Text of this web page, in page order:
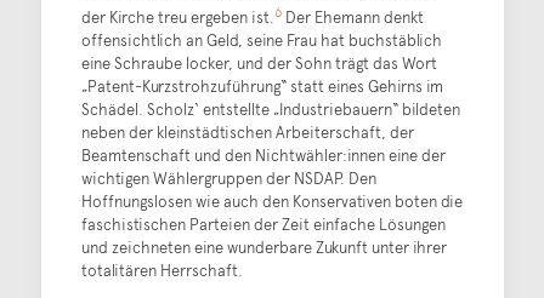
der Kirche treu ergeben ist.6Der Ehemann denkt
offensichtlich an Geld, seine Frau hat buchstäblich
eine Schraube locker, und der Sohn trägt das Wort
„Patent-Kurzstrohzuführung“ statt eines Gehirns im
Schädel. Scholz‘ entstellte „Industriebauern“ bildeten
neben der kleinstädtischen Arbeiterschaft, der
Beamtenschaft und den Nichtwähler:innen eine der
wichtigen Wählergruppen der NSDAP. Den
Hoffnungslosen wie auch den Konservativen boten die
faschistischen Parteien der Zeit einfache Lösungen
und zeichneten eine wunderbare Zukunft unter ihrer
totalitären Herrschaft.